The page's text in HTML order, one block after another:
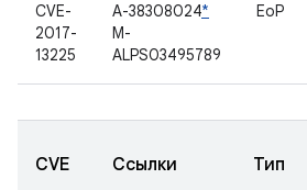
CVE-
2017-
13225
A-38308024*
M-
ALPS03495789
EoP
CVE Ссылки Тип